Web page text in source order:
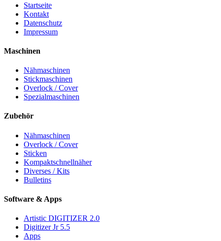
Startseite
Kontakt
Datenschutz
Impressum
Maschinen
Nähmaschinen
Stickmaschinen
Overlock / Cover
Spezialmaschinen
Zubehör
Nähmaschinen
Overlock / Cover
Sticken
Kompaktschnellnäher
Diverses / Kits
Bulletins
Software & Apps
Artistic DIGITIZER 2.0
Digitizer Jr 5.5
Apps